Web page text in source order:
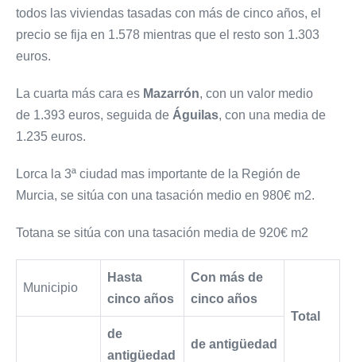
todos las viviendas tasadas con más de cinco años, el
precio se fija en 1.578 mientras que el resto son 1.303
euros.
La cuarta más cara es Mazarrón, con un valor medio
de 1.393 euros, seguida de Águilas, con una media de
1.235 euros.
Lorca la 3ª ciudad mas importante de la Región de
Murcia, se sitúa con una tasación medio en 980€ m2.
Totana se sitúa con una tasación media de 920€ m2
Municipio
Hasta
cinco años
Con más de
cinco años
Total
de
antigüedad
de antigüedad